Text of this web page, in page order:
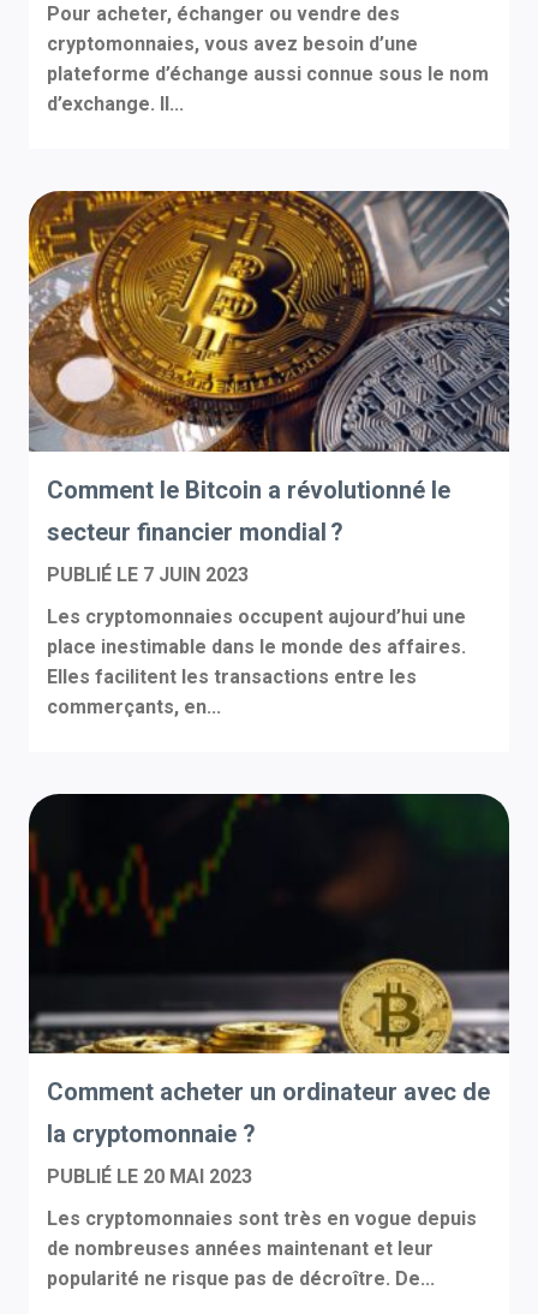
Pour acheter, échanger ou vendre des
cryptomonnaies, vous avez besoin d’une
plateforme d’échange aussi connue sous le nom
d’exchange. Il...
Comment le Bitcoin a révolutionné le
secteur financier mondial ?
PUBLIÉ LE 7 JUIN 2023
Les cryptomonnaies occupent aujourd’hui une
place inestimable dans le monde des affaires.
Elles facilitent les transactions entre les
commerçants, en...
Comment acheter un ordinateur avec de
la cryptomonnaie ?
PUBLIÉ LE 20 MAI 2023
Les cryptomonnaies sont très en vogue depuis
de nombreuses années maintenant et leur
popularité ne risque pas de décroître. De...